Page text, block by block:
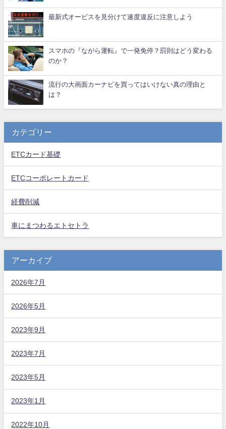
最新式オービスを見分けて速度違反に注意しよう
スマホの『ながら運転』で一発免停？罰則はどう変わる
のか？
流行の大画面カーナビを買ってはいけない真の理由と
は？
カテゴリー
ETCカード基礎
ETCコーポレートカード
経費削減
車にまつわるエトセトラ
アーカイブ
2026年7月
2026年5月
2023年9月
2023年7月
2023年5月
2023年1月
2022年10月